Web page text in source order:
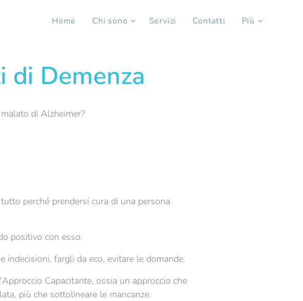
Home Chi sono Servizi Contatti Più
di Demenza
di Alzheimer?
perché prendersi cura di una persona
positivo con esso.
fargli da eco, evitare le domande.
Capacitante, ossia un approccio che
più che sottolineare le mancanze.